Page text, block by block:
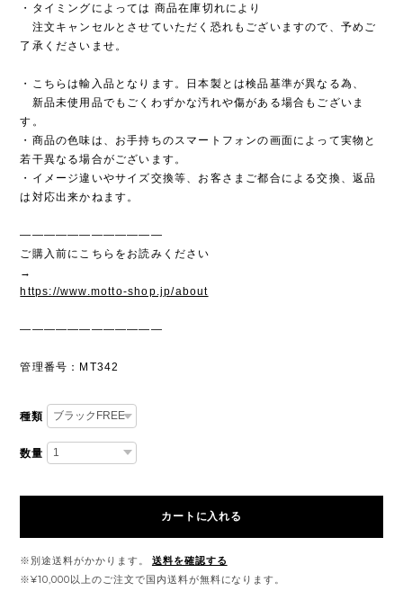
・タイミングによっては 商品在庫切れにより
注文キャンセルとさせていただく恐れもございますので、予めご
了承くださいませ。
・こちらは輸入品となります。日本製とは検品基準が異なる為、
新品未使用品でもごくわずかな汚れや傷がある場合もございま
す。
・商品の色味は、お手持ちのスマートフォンの画面によって実物と
若干異なる場合がございます。
・イメージ違いやサイズ交換等、お客さまご都合による交換、返品
は対応出来かねます。
————————————
ご購入前にこちらをお読みください
→
https://www.motto-shop.jp/about
————————————
管理番号：MT342
種類
数量
カートに入れる
※別途送料がかかります。
送料を確認する
※¥10,000以上のご注文で国内送料が無料になります。